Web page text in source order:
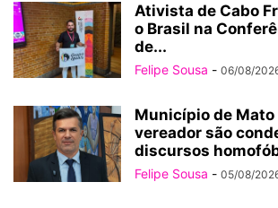
Ativista de Cabo
o Brasil na
de...
Felipe Sousa - 06/08/
Município de Mato
vereador são
discursos
Felipe Sousa - 05/08/